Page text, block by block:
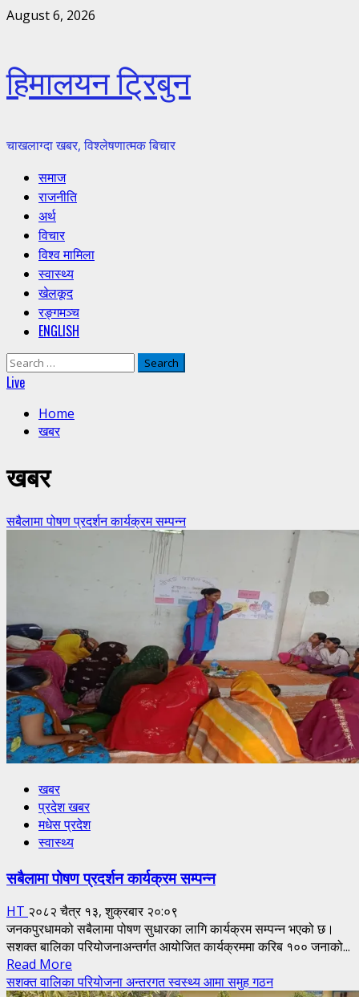
Skip
August 6, 2026
हिमालयन ट्रिबुन
चाखलाग्दा खबर, विश्लेषणात्मक बिचार
Primary
Menu
समाज
राजनीति
अर्थ
विचार
विश्व मामिला
स्वास्थ्य
खेलकूद
रङ्गमञ्च
ENGLISH
Search
for:
Live
Home
खबर
खबर
सबैलामा पोषण प्रदर्शन कार्यक्रम सम्पन्न
खबर
प्रदेश खबर
मधेस प्रदेश
स्वास्थ्य
सबैलामा पोषण प्रदर्शन कार्यक्रम सम्पन्न
HT २०८२ चैत्र १३, शुक्रबार २०:०९
जनकपुरधामको सबैलामा पोषण सुधारका लागि कार्यक्रम सम्पन्न भएको छ।
सशक्त बालिका परियोजनाअन्तर्गत आयोजित कार्यक्रममा करिब १०० जनाको...
Read More
more
सशक्त वालिका परियोजना अन्तरगत स्वस्थ्य आमा समुह गठन